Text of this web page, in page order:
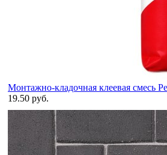
Монтажно-кладочная клеевая смесь
19.50 руб.